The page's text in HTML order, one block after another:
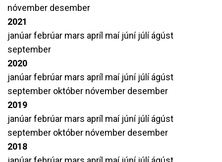
nóvember desember
2021
janúarfebrúar mars apríl maí júní júlíágúst
september
2020
janúarfebrúar mars apríl maí júní júlíágúst
september október nóvember desember
2019
janúarfebrúar mars apríl maí júní júlíágúst
september október nóvember desember
2018